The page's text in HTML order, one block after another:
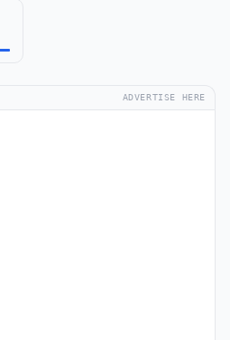
ADVERTISE HERE